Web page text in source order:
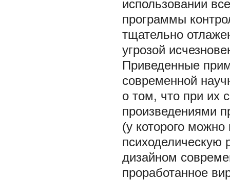
использовании
программы
тщательно
угрозой
Приведенные
современной
о том, что при их
произведениями
(у которого
психоделическую
дизайном
проработанное